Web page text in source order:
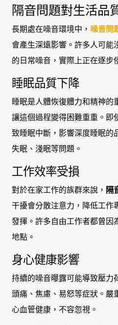
隔音問題對生活品
長期處在噪音環境中， 噪音問
會產生深遠影響。許多人可能
的日常噪音，實際上正在逐步
睡眠品質下降
睡眠是人體恢復體力和精神的
讓這個過程變得困難重重。即
致睡眠中斷，影響深度睡眠的
失眠、淺眠等問題。
工作效率受損
對於在家工作的族群來說， 隔
干擾會分散注意力，降低工作
發揮。許多自由工作者都曾因
地點。
身心健康影響
持續的噪音曝露可能導致壓力
頭痛、焦慮、易怒等症狀。嚴
心血管健康，不容忽視。